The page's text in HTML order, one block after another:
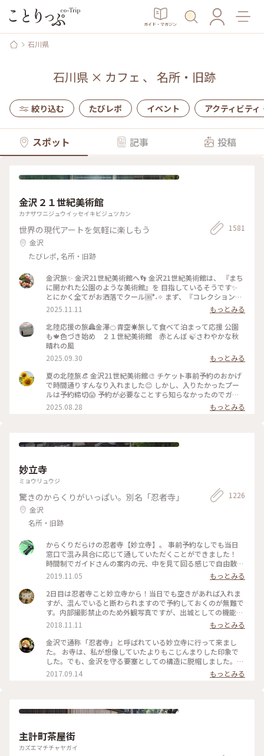
ガイド・マガジン
石川県
石川県 × カフェ 、 名所・旧跡
絞り込む たびレポ イベント アクティビティ
スポット 記事 投稿
金沢２１世紀美術館
カナザワニジュウイッセイキビジュツカン
世界の現代アートを気軽に楽しもう
金沢
たびレポ, 名所・旧跡
1581
金沢旅✨ 金沢21世紀美術館へ👣 金沢21世紀美術館は、 『まち
に開かれた公園のような美術館』を 目指しているそうです✨
とにかく全てがお洒落でクール🆒°˖✧ まず、『コレクション展
2 文字の可能性』を鑑賞。 現代アート作品における「文字」
の表現に 焦点を当てて、文字が持つ可能性を 絵画、版画、
書、陶芸、映像など 様々な形式の作品を通して探求していま
す。 文字に関して多角的な視点から見た作品の数々、 こうい
う見方もあるんだ！と とても興味深かったです✨ また、
『SIDE CORE Living road, Living space / 生きている道、生き
るための場所』も鑑賞。 これは、アートチームSIDE COREの
展覧会で、 「道」や「移動」をテーマに、 ストリートカルチ
ャーの視点から 「異なる場所をつなぐ表現」、 「生きるため
の場所」を 美術館の中に創出することを目指しているそう✨
様々な角度から道や移動を見ている作品、 一体感もあってと
っても面白かったです！ 一日中いても楽しめる とっても素敵
所』 2025年10月18日(土) - 2026年3月15日(日) #金沢21世紀
#SIDECORELivingroadLivingspace/生きている道生きるため
2025.11.11
もっとみる
北陸応援の旅🏯金澤🍊青空☀️旅して食べて泊まって応援 公園
も🍁色づき始め ２１世紀美術館 赤とんぼ 🍃さわやかな秋
晴れの風
2025.09.30
もっとみる
夏の北陸旅👒 金沢21世紀美術館🎨‎ チケット事前予約のおかげ
で時間通りすんなり入れました😊 しかし、入りたかったプー
ルは予約締切😱 予約が必要なことすら知らなかったのでガッ
カリ💧 そうですよね、人気の美術館ですものね… そして雨の
ため、屋外でプールを上から覗くのも中止になっていました💧
み、上から覗くプールが見られるようになり急いで見学！ も
わいいラビットチェアや、憧れのアルネ・ヤコブセンデザイン
のアントチェアやスワンチェアに座れたのも満足✨ 女子トイレ
世紀美術館 #美術館 #金沢 #石川 #アートな景色
2025.08.28 もっとみる
妙立寺
ミョウリュウジ
驚きのからくりがいっぱい。別名「忍者寺」
金沢
名所・旧跡
1226
からくりだらけの忍者寺【妙立寺】。 事前予約なしでも当日
窓口で混み具合に応じて通していただくことができました！
時間制でガイドさんの案内の元、中を見て回る感じで自由散策
はできませんが様々なからくりの説明を聞くことができます。
撮影禁止の為、中の写真はありませんが外人観光客にも人気な
ようで外国語での案内資料も充実していました。女子旅で茶屋
街に立ち寄った際についでに、と行ってみたら案外面白くて！
雨の日でも楽しめるのでおススメです。 #金沢 #寺 #妙立寺 #
2019.11.05
もっとみる
2日目は忍者寺こと妙立寺から！当日でも空きがあれば入れま
すが、混んでいると断わられますので予約しておくのが無難で
す。内部撮影禁止のため外観写真ですが、出城としての機能が
凄かった…！前田家がどれほど徳川を警戒していたかよくわか
りました。 #建物 #神社仏閣 #金沢 #石川
2018.11.11
もっとみる
金沢で通称「忍者寺」と呼ばれている妙立寺に行って来まし
た。 お寺は、私が想像していたよりもこじんまりした印象で
した。でも、金沢を守る要塞としての構造に脱帽しました。
ちなみに、これはお寺の裏口にあたる場所です。人が多くて、
驚きで正面を撮影するのを忘れてしまいました(笑) 見学には予
2017.09.14 もっとみる
主計町茶屋街
カズエマチチャヤガイ